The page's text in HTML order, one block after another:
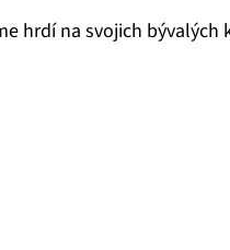
hrdí na svojich